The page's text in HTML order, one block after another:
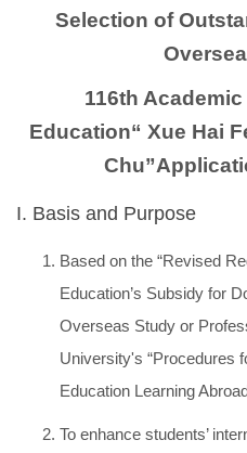
Selection of
116th
Education“ Xue Hai
Chu
I. Basis and Purpose
Based on the “Revised
Education’s Subsidy for
Overseas Study or
University's “Procedures
Education Learning
To enhance students’